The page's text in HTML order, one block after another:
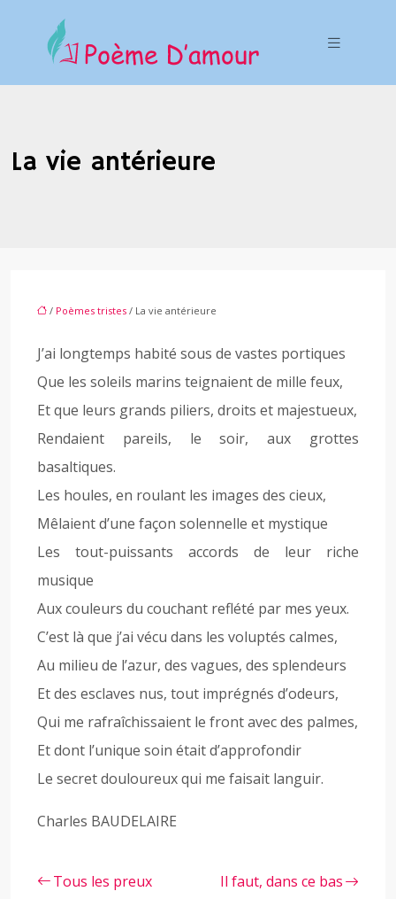
La vie antérieure
/ Poèmes tristes / La vie antérieure
J’ai longtemps habité sous de vastes portiques
Que les soleils marins teignaient de mille feux,
Et que leurs grands piliers, droits et majestueux,
Rendaient pareils, le soir, aux grottes
basaltiques.
Les houles, en roulant les images des cieux,
Mêlaient d’une façon solennelle et mystique
Les tout-puissants accords de leur riche
musique
Aux couleurs du couchant reflété par mes yeux.
C’est là que j’ai vécu dans les voluptés calmes,
Au milieu de l’azur, des vagues, des splendeurs
Et des esclaves nus, tout imprégnés d’odeurs,
Qui me rafraîchissaient le front avec des palmes,
Et dont l’unique soin était d’approfondir
Le secret douloureux qui me faisait languir.
Charles BAUDELAIRE
Tous les preux
Il faut, dans ce bas